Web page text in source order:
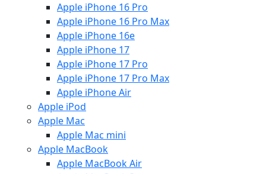
Apple iPhone 16 Pro
Apple iPhone 16 Pro Max
Apple iPhone 16e
Apple iPhone 17
Apple iPhone 17 Pro
Apple iPhone 17 Pro Max
Apple iPhone Air
Apple iPod
Apple Mac
Apple Mac mini
Apple MacBook
Apple MacBook Air